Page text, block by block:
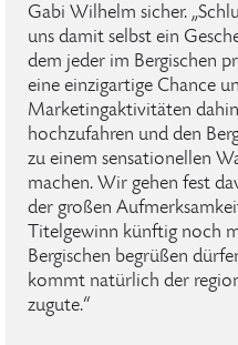
Gabi Wilhelm sicher.
uns damit selbst ein
dem jeder im Bergischen
eine einzigartige Chance
Marketingaktivitäten
hochzufahren und den
zu einem sensationellen
machen. Wir gehen fest
der großen
Titelgewinn künftig noch
Bergischen begrüßen
kommt natürlich der
zugute.“